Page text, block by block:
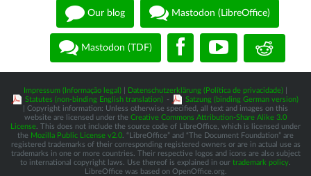
Our blog Mastodon (LibreOffice)
Mastodon (TDF)
Impressum (Informação legal) Datenschutzerklärung (Política de privacidade)
Statutes (non-binding English translation) -
Satzung (binding German version)
| Copyright information: Unless otherwise specified, all text and images on this
website are licensed under the Creative Commons Attribution-Share Alike 3.0
License . This does not include the source code of LibreOffice, which is licensed under
the Mozilla Public License v2.0 . “LibreOffice” and “The Document Foundation” are
registered trademarks of their corresponding registered owners or are in actual use as
trademarks in one or more countries. Their respective logos and icons are also subject
to international copyright laws. Use thereof is explained in our trademark policy
LibreOffice was based on OpenOffice.org.